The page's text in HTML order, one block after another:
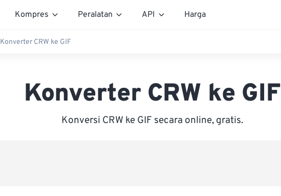
Kompres Peralatan API Harga
Konverter CRW ke GIF
Konverter CRW ke GIF
Konversi CRW ke GIF secara online, gratis.